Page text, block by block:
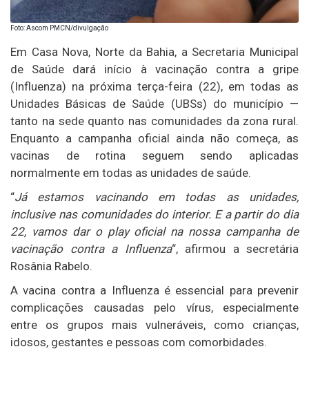
Foto: Ascom PMCN/divulgação
Em Casa Nova, Norte da Bahia, a Secretaria Municipal
de Saúde dará início à vacinação contra a gripe
(Influenza) na próxima terça-feira (22), em todas as
Unidades Básicas de Saúde (UBSs) do município —
tanto na sede quanto nas comunidades da zona rural.
Enquanto a campanha oficial ainda não começa, as
vacinas de rotina seguem sendo aplicadas
normalmente em todas as unidades de saúde.
“Já estamos vacinando em todas as unidades,
inclusive nas comunidades do interior. E a partir do dia
22, vamos dar o play oficial na nossa campanha de
vacinação contra a Influenza“, afirmou a secretária
Rosânia Rabelo.
A vacina contra a Influenza é essencial para prevenir
complicações causadas pelo vírus, especialmente
entre os grupos mais vulneráveis, como crianças,
idosos, gestantes e pessoas com comorbidades.